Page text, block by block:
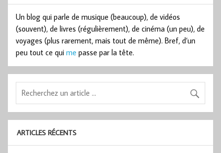
Un blog qui parle de musique (beaucoup), de vidéos
(souvent), de livres (régulièrement), de cinéma (un peu), de
voyages (plus rarement, mais tout de même). Bref, d’un
peu tout ce qui me passe par la tête.
ARTICLES RÉCENTS